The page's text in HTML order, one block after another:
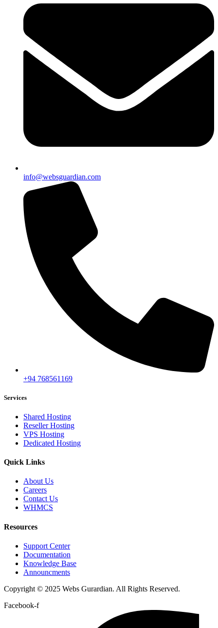
info@websguardian.com
+94 768561169
Services
Shared Hosting
Reseller Hosting
VPS Hosting
Dedicated Hosting
Quick Links
About Us
Careers
Contact Us
WHMCS
Resources
Support Center
Documentation
Knowledge Base
Announcments
Copyright © 2025 Webs Gurardian. All Rights Reserved.
Facebook-f